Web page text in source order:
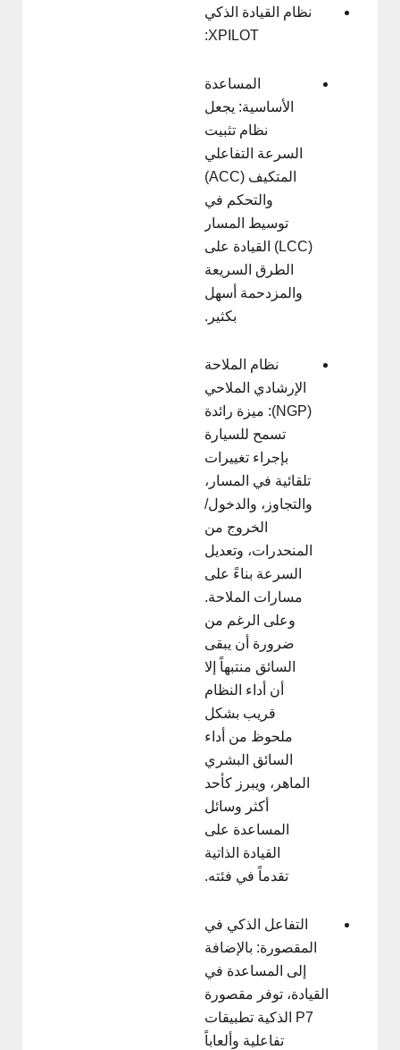
نظام القيادة الذكي
XPILOT:
المساعدة
الأساسية: يجعل
نظام تثبيت
السرعة التفاعلي
المتكيف (ACC)
والتحكم في
توسيط المسار
(LCC) القيادة على
الطرق السريعة
والمزدحمة أسهل
بكثير.
نظام الملاحة
الإرشادي الملاحي
(NGP): ميزة رائدة
تسمح للسيارة
بإجراء تغييرات
تلقائية في المسار،
والتجاوز، والدخول/
الخروج من
المنحدرات، وتعديل
السرعة بناءً على
مسارات الملاحة.
وعلى الرغم من
ضرورة أن يبقى
السائق منتبهاً إلا
أن أداء النظام
قريب بشكل
ملحوظ من أداء
السائق البشري
الماهر، ويبرز كأحد
أكثر وسائل
المساعدة على
القيادة الذاتية
تقدماً في فئته.
التفاعل الذكي في
المقصورة: بالإضافة
إلى المساعدة في
القيادة، توفر مقصورة
P7 الذكية تطبيقات
تفاعلية وألعاباً